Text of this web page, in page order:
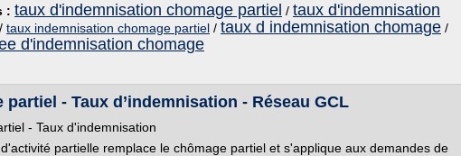
: taux d'indemnisation chomage partiel / taux d'indemnisation
/ taux indemnisation chomage partiel / taux d indemnisation chomage /
d'indemnisation chomage
partiel - Taux d’indemnisation - Réseau GCL
- Taux d'indemnisation
partielle remplace le chômage partiel et s'applique aux demandes de